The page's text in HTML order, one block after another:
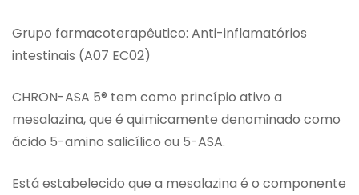
Grupo farmacoterapêutico: Anti-inflamatórios
intestinais (A07 EC02)
CHRON-ASA 5® tem como princípio ativo a
mesalazina, que é quimicamente denominado como
ácido 5-amino salicílico ou 5-ASA.
Está estabelecido que a mesalazina é o componente